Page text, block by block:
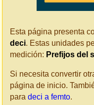
Esta página presenta
deci. Estas unidades
medición: Prefijos del
Si necesita convertir
página de inicio.
para deci a femto.